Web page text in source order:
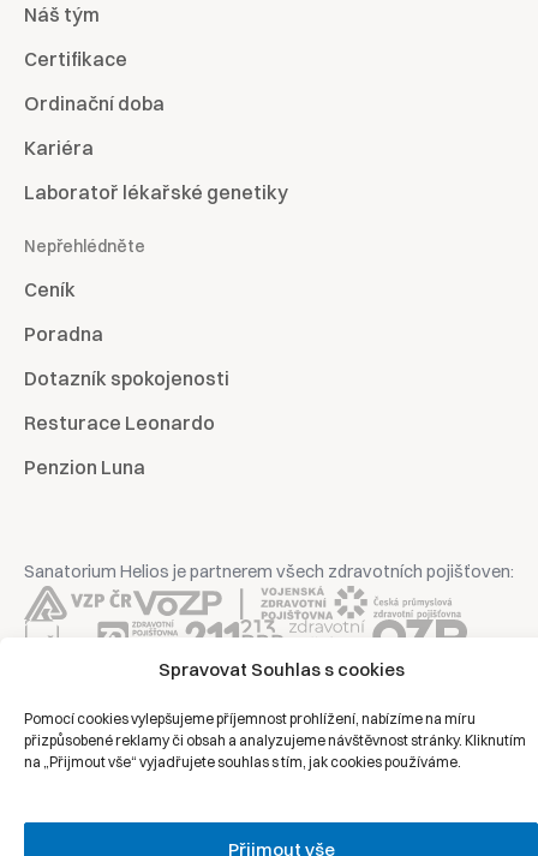
Spravovat Souhlas s cookies
Pomocí cookies vylepšujeme příjemnost prohlížení, nabízíme na míru
přizpůsobené reklamy či obsah a analyzujeme návštěvnost stránky. Kliknutím
na „Přijmout vše“ vyjadřujete souhlas s tím, jak cookies používáme.
Přijmout vše
Náš tým
Certifikace
Ordinační doba
Kariéra
Laboratoř lékařské genetiky
Nepřehlédněte
Ceník
Poradna
Dotazník spokojenosti
Resturace Leonardo
Penzion Luna
Sanatorium Helios je partnerem všech zdravotních pojišťoven:
Ochrana osobních údajů
Právní prohlášení